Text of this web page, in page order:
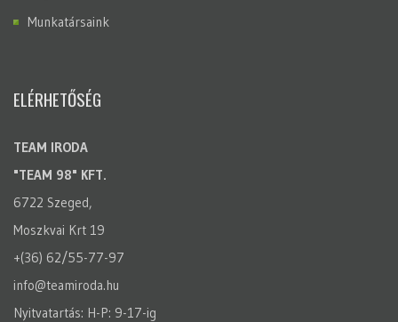
Munkatársaink
ELÉRHETŐSÉG
TEAM IRODA
"TEAM 98" KFT.
6722 Szeged,
Moszkvai Krt 19
+(36) 62/55-77-97
info@teamiroda.hu
Nyitvatartás: H-P: 9-17-ig